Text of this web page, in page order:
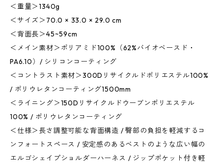
＜重量＞1340g
＜サイズ＞70.0 × 33.0 × 29.0 cm
＜背面長＞45~59cm
＜メイン素材＞ポリアミド100%（62%バイオベースド・
PA6.10）/ シリコンコーティング
＜コントラスト素材＞300Dリサイクルドポリエステル100%
/ ポリウレタンコーティング1500mm
＜ライニング＞150Dリサイクルドウーブンポリエステル
100% / ポリウレタンコーティング
＜仕様＞長さ調整可能な背面構造 / 臀部の負担を軽減するコ
ンフォートスペース / 安定感のあるベストのような広い幅の
エルゴシェイプショルダーハーネス / ジップポケット付き軽